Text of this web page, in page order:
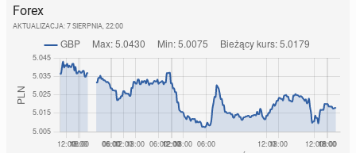
Forex
AKTUALIZACJA: 7 SIERPNIA, 22:00